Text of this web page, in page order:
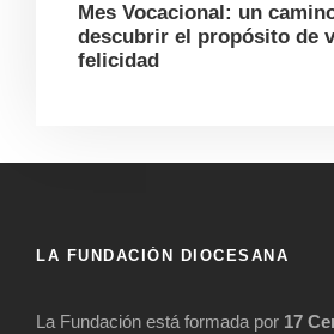
Mes Vocacional: un
descubrir el propósito de
felicidad
LA FUNDACIÓN DIOCESANA
La Fundación está formada por 17